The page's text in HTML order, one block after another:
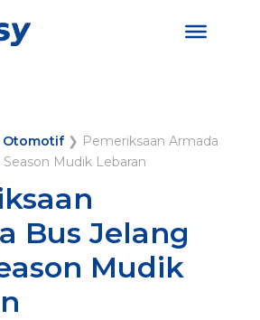
Otomotif❯ Pemeriksaan Armada
Mudik Lebaran
Bus Jelang
Mudik